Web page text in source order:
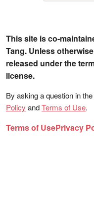
This site is co-
Tang. Unless
released under the
license.
By asking a question in
Policy andTerms of Use.
Terms of UsePrivacy